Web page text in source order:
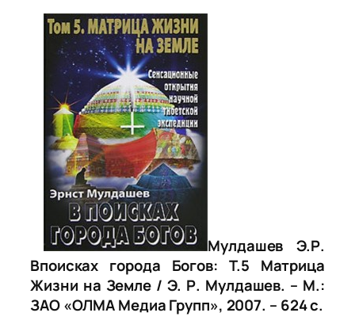
Мулдашев Э.Р.
Впоисках города Богов: Т.5 Матрица
Жизни на Земле / Э. Р. Мулдашев. – М.:
ЗАО «ОЛМА Медиа Групп», 2007. – 624 с.